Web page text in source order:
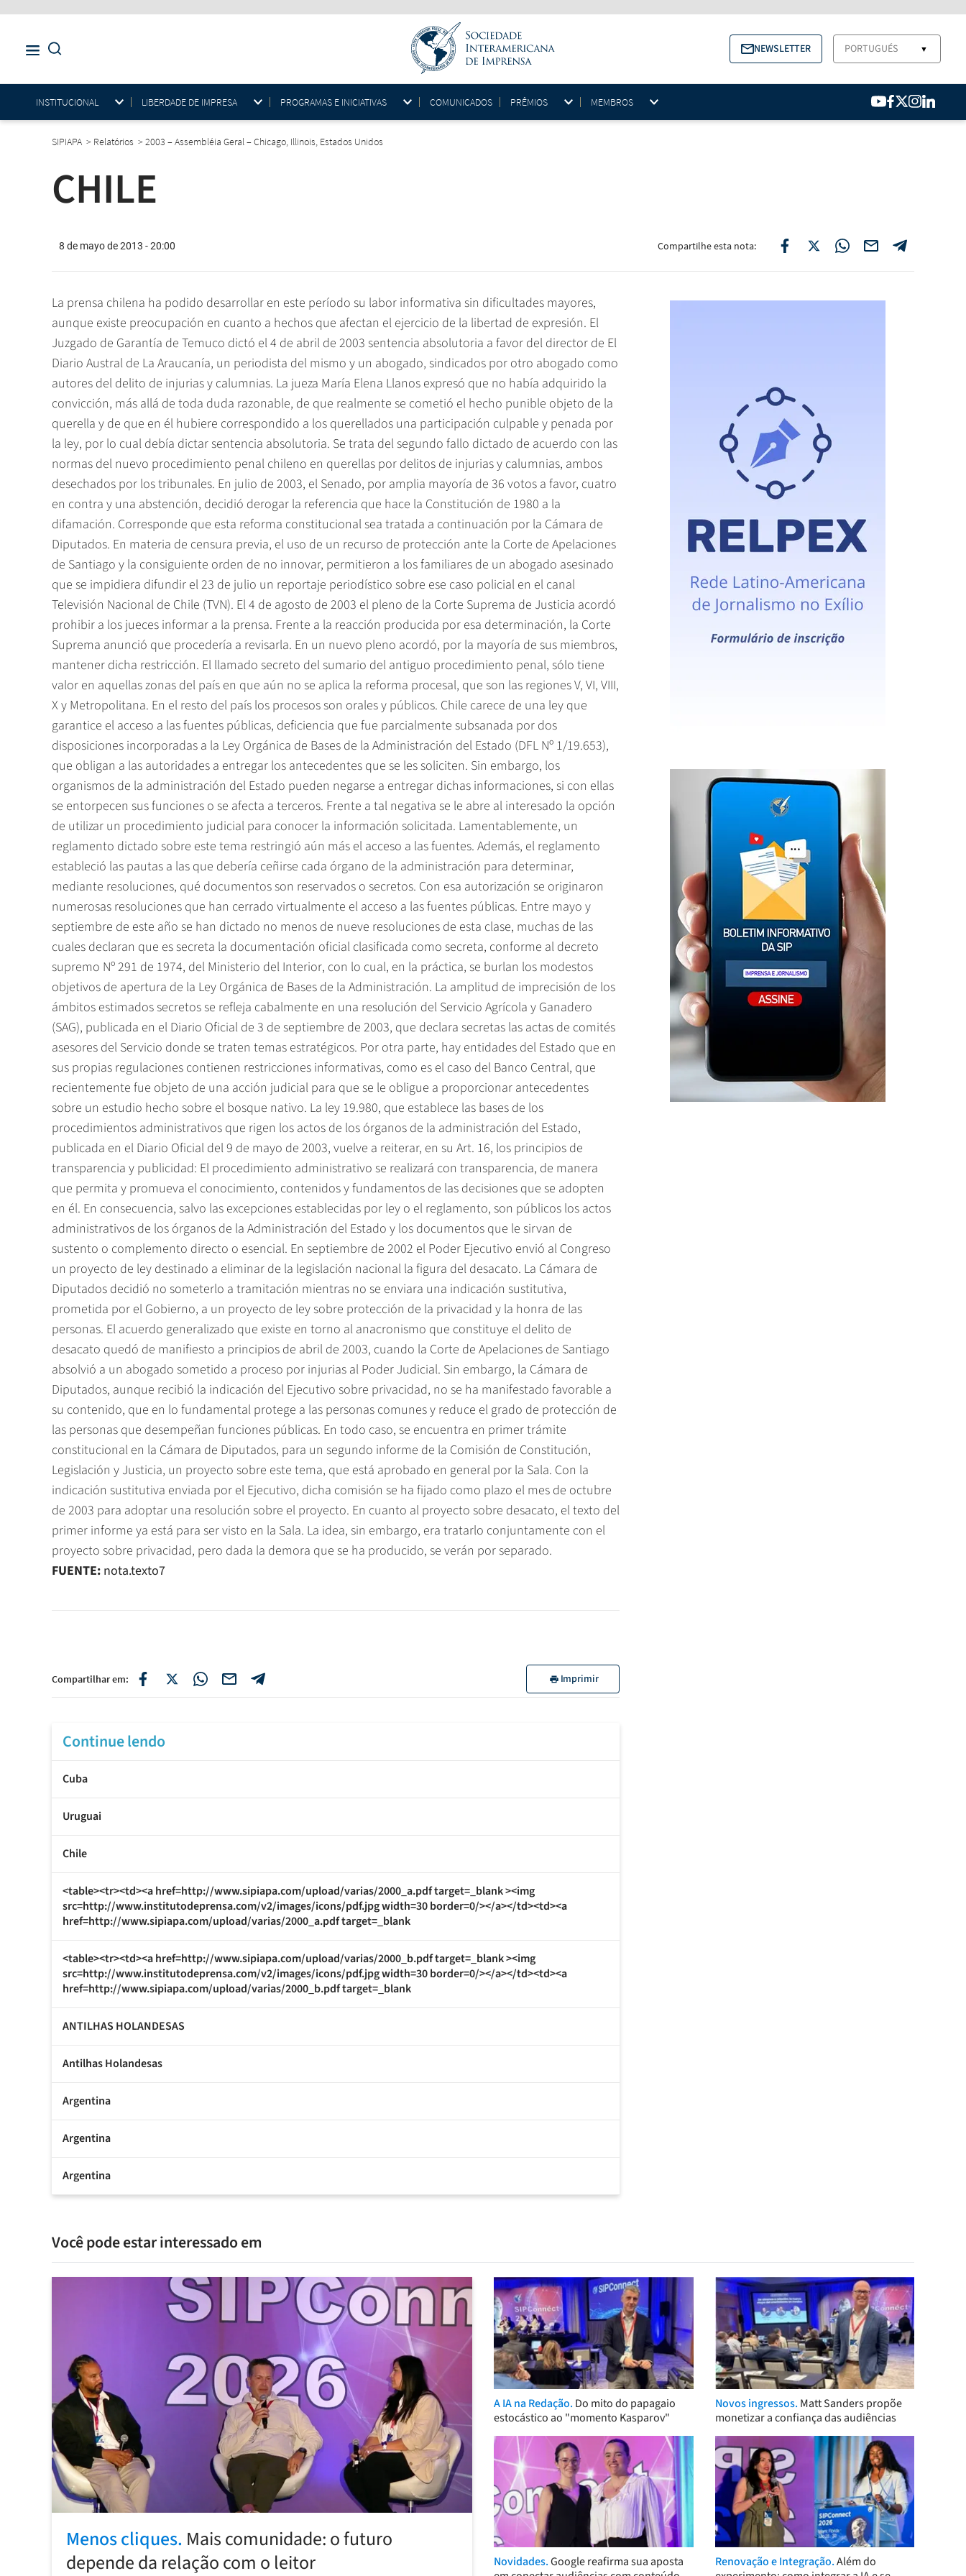
NEWSLETTER PORTUGUÉS ▼
INSTITUCIONAL LIBERDADE DE IMPRESA PROGRAMAS E INICIATIVAS COMUNICADOS PRÊMIOS MEMBROS
SIPIAPA > Relatórios >2003 – Assembléia Geral – Chicago, Illinois, Estados Unidos
CHILE
8 de mayo de 2013 - 20:00 Compartilhe esta nota:
La prensa chilena ha podido desarrollar en este período su labor informativa sin dificultades mayores,
aunque existe preocupación en cuanto a hechos que afectan el ejercicio de la libertad de expresión. El
Juzgado de Garantía de Temuco dictó el 4 de abril de 2003 sentencia absolutoria a favor del director de El
Diario Austral de La Araucanía, un periodista del mismo y un abogado, sindicados por otro abogado como
autores del delito de injurias y calumnias. La jueza María Elena Llanos expresó que no había adquirido la
convicción, más allá de toda duda razonable, de que realmente se cometió el hecho punible objeto de la
querella y de que en él hubiere correspondido a los querellados una participación culpable y penada por
la ley, por lo cual debía dictar sentencia absolutoria. Se trata del segundo fallo dictado de acuerdo con las
normas del nuevo procedimiento penal chileno en querellas por delitos de injurias y calumnias, ambos
desechados por los tribunales. En julio de 2003, el Senado, por amplia mayoría de 36 votos a favor, cuatro
en contra y una abstención, decidió derogar la referencia que hace la Constitución de 1980 a la
difamación. Corresponde que esta reforma constitucional sea tratada a continuación por la Cámara de
Diputados. En materia de censura previa, el uso de un recurso de protección ante la Corte de Apelaciones
de Santiago y la consiguiente orden de no innovar, permitieron a los familiares de un abogado asesinado
que se impidiera difundir el 23 de julio un reportaje periodístico sobre ese caso policial en el canal
Televisión Nacional de Chile (TVN). El 4 de agosto de 2003 el pleno de la Corte Suprema de Justicia acordó
prohibir a los jueces informar a la prensa. Frente a la reacción producida por esa determinación, la Corte
Suprema anunció que procedería a revisarla. En un nuevo pleno acordó, por la mayoría de sus miembros,
mantener dicha restricción. El llamado secreto del sumario del antiguo procedimiento penal, sólo tiene
valor en aquellas zonas del país en que aún no se aplica la reforma procesal, que son las regiones V, VI, VIII,
X y Metropolitana. En el resto del país los procesos son orales y públicos. Chile carece de una ley que
garantice el acceso a las fuentes públicas, deficiencia que fue parcialmente subsanada por dos
disposiciones incorporadas a la Ley Orgánica de Bases de la Administración del Estado (DFL Nº 1/19.653),
que obligan a las autoridades a entregar los antecedentes que se les soliciten. Sin embargo, los
organismos de la administración del Estado pueden negarse a entregar dichas informaciones, si con ellas
se entorpecen sus funciones o se afecta a terceros. Frente a tal negativa se le abre al interesado la opción
de utilizar un procedimiento judicial para conocer la información solicitada. Lamentablemente, un
reglamento dictado sobre este tema restringió aún más el acceso a las fuentes. Además, el reglamento
estableció las pautas a las que debería ceñirse cada órgano de la administración para determinar,
mediante resoluciones, qué documentos son reservados o secretos. Con esa autorización se originaron
numerosas resoluciones que han cerrado virtualmente el acceso a las fuentes públicas. Entre mayo y
septiembre de este año se han dictado no menos de nueve resoluciones de esta clase, muchas de las
cuales declaran que es secreta la documentación oficial clasificada como secreta, conforme al decreto
supremo Nº 291 de 1974, del Ministerio del Interior, con lo cual, en la práctica, se burlan los modestos
objetivos de apertura de la Ley Orgánica de Bases de la Administración. La amplitud de imprecisión de los
ámbitos estimados secretos se refleja cabalmente en una resolución del Servicio Agrícola y Ganadero
(SAG), publicada en el Diario Oficial de 3 de septiembre de 2003, que declara secretas las actas de comités
asesores del Servicio donde se traten temas estratégicos. Por otra parte, hay entidades del Estado que en
sus propias regulaciones contienen restricciones informativas, como es el caso del Banco Central, que
recientemente fue objeto de una acción judicial para que se le obligue a proporcionar antecedentes
sobre un estudio hecho sobre el bosque nativo. La ley 19.980, que establece las bases de los
procedimientos administrativos que rigen los actos de los órganos de la administración del Estado,
publicada en el Diario Oficial del 9 de mayo de 2003, vuelve a reiterar, en su Art. 16, los principios de
transparencia y publicidad: El procedimiento administrativo se realizará con transparencia, de manera
que permita y promueva el conocimiento, contenidos y fundamentos de las decisiones que se adopten
en él. En consecuencia, salvo las excepciones establecidas por ley o el reglamento, son públicos los actos
administrativos de los órganos de la Administración del Estado y los documentos que le sirvan de
sustento o complemento directo o esencial. En septiembre de 2002 el Poder Ejecutivo envió al Congreso
un proyecto de ley destinado a eliminar de la legislación nacional la figura del desacato. La Cámara de
Diputados decidió no someterlo a tramitación mientras no se enviara una indicación sustitutiva,
prometida por el Gobierno, a un proyecto de ley sobre protección de la privacidad y la honra de las
personas. El acuerdo generalizado que existe en torno al anacronismo que constituye el delito de
desacato quedó de manifiesto a principios de abril de 2003, cuando la Corte de Apelaciones de Santiago
absolvió a un abogado sometido a proceso por injurias al Poder Judicial. Sin embargo, la Cámara de
Diputados, aunque recibió la indicación del Ejecutivo sobre privacidad, no se ha manifestado favorable a
su contenido, que en lo fundamental protege a las personas comunes y reduce el grado de protección de
las personas que desempeñan funciones públicas. En todo caso, se encuentra en primer trámite
constitucional en la Cámara de Diputados, para un segundo informe de la Comisión de Constitución,
Legislación y Justicia, un proyecto sobre este tema, que está aprobado en general por la Sala. Con la
indicación sustitutiva enviada por el Ejecutivo, dicha comisión se ha fijado como plazo el mes de octubre
de 2003 para adoptar una resolución sobre el proyecto. En cuanto al proyecto sobre desacato, el texto del
primer informe ya está para ser visto en la Sala. La idea, sin embargo, era tratarlo conjuntamente con el
proyecto sobre privacidad, pero dada la demora que se ha producido, se verán por separado.
FUENTE: nota.texto7
Compartilhar em: Imprimir
Continue lendo
Cuba
Uruguai
Chile
<table><tr><td><a href=http://www.sipiapa.com/upload/varias/2000_a.pdf target=_blank ><img
src=http://www.institutodeprensa.com/v2/images/icons/pdf.jpg width=30 border=0/></a></td><td><a
href=http://www.sipiapa.com/upload/varias/2000_a.pdf target=_blank
<table><tr><td><a href=http://www.sipiapa.com/upload/varias/2000_b.pdf target=_blank ><img
src=http://www.institutodeprensa.com/v2/images/icons/pdf.jpg width=30 border=0/></a></td><td><a
href=http://www.sipiapa.com/upload/varias/2000_b.pdf target=_blank
ANTILHAS HOLANDESAS
Antilhas Holandesas
Argentina
Argentina
Argentina
Você pode estar interessado em
Menos cliques. Mais comunidade: o futuro
depende da relação com o leitor
A IA na Redação. Do mito do papagaio
estocástico ao "momento Kasparov"
Novos ingressos. Matt Sanders propõe
monetizar a confiança das audiências
Novidades.Google reafirma sua aposta
Renovação e Integração.Além do